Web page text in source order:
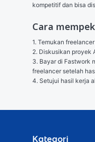
kompetitif dan bisa
Cara
1. Temukan
2. Diskusikan proyek
3. Bayar di Fastwork
freelancer setelah
4. Setujui hasil kerja
Kategori